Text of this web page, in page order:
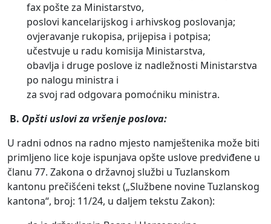
fax pošte za Ministarstvo,
poslovi kancelarijskog i arhivskog poslovanja;
ovjeravanje rukopisa, prijepisa i potpisa;
učestvuje u radu komisija Ministarstva,
obavlja i druge poslove iz nadležnosti Ministarstva
po nalogu ministra i
za svoj rad odgovara pomoćniku ministra.
B. Opšti uslovi za vršenje poslova:
U radni odnos na radno mjesto namještenika može biti
primljeno lice koje ispunjava opšte uslove predviđene u
članu 77. Zakona о državnoj službi u Tuzlanskom
kantonu prečišćeni tekst („Službene novine Tuzlanskog
kantona“, broj: 11/24, u daljem tekstu Zakon):